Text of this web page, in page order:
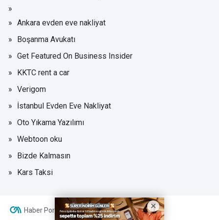
Ankara evden eve nakliyat
Boşanma Avukatı
Get Featured On Business Insider
KKTC rent a car
Verigom
İstanbul Evden Eve Nakliyat
Oto Yıkama Yazılımı
Webtoon oku
Bizde Kalmasın
Kars Taksi
Haber Portalı Yazılımı